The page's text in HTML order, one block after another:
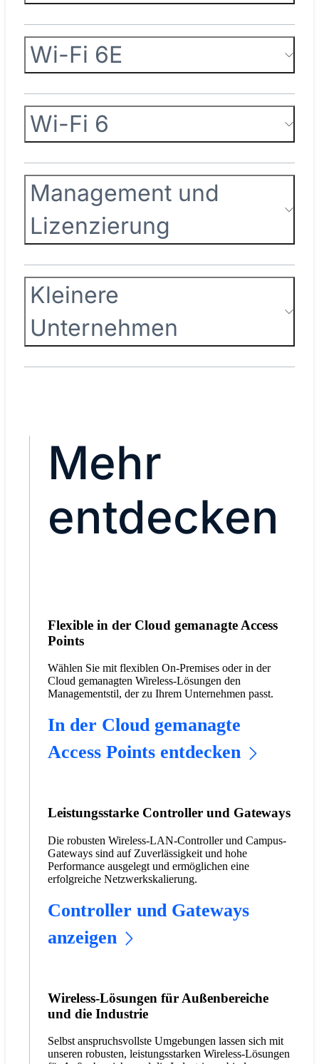
Wi-Fi 6E
Wi-Fi 6
Management und
Lizenzierung
Kleinere
Unternehmen
Mehr
entdecken
Flexible in der Cloud gemanagte Access
Points
Wählen Sie mit flexiblen On-Premises oder in der
Cloud gemanagten Wireless-Lösungen den
Managementstil, der zu Ihrem Unternehmen passt.
In der Cloud gemanagte
Access Points entdecken
Leistungsstarke Controller und Gateways
Die robusten Wireless-LAN-Controller und Campus-
Gateways sind auf Zuverlässigkeit und hohe
Performance ausgelegt und ermöglichen eine
erfolgreiche Netzwerkskalierung.
Controller und Gateways
anzeigen
Wireless-Lösungen für Außenbereiche
und die Industrie
Selbst anspruchsvollste Umgebungen lassen sich mit
unseren robusten, leistungsstarken Wireless-Lösungen